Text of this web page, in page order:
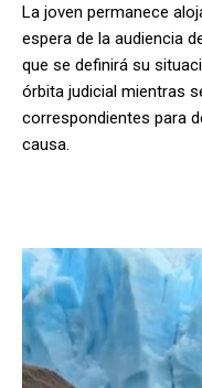
La joven permanece
espera de la audiencia
que se definirá su
órbita judicial mientras
correspondientes para
causa.